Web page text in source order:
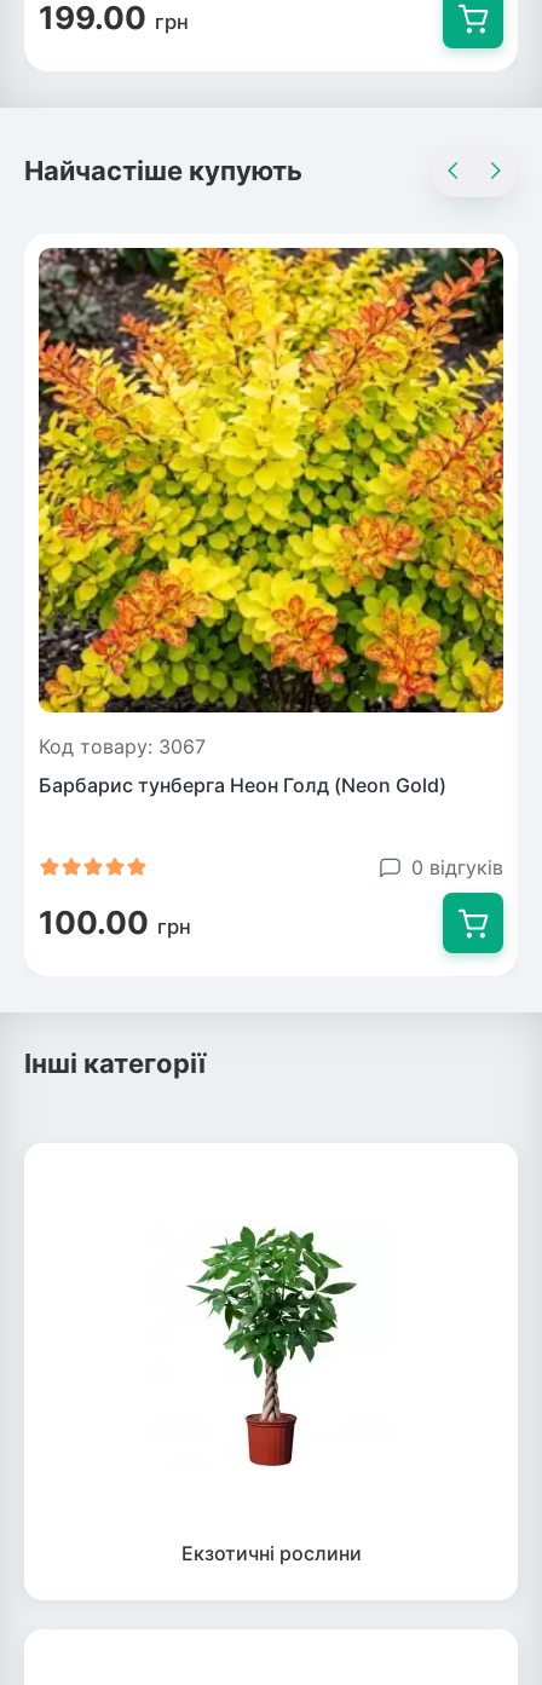
199.00 грн
Найчастіше купують
Код товару: 3067
Барбарис тунберга Неон Голд (Neon Gold)
0 відгуків
100.00 грн
Інші категорії
Екзотичні рослини